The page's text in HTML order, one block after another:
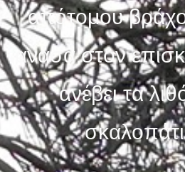
απότομου
ανάσα στον
ανέβει τα